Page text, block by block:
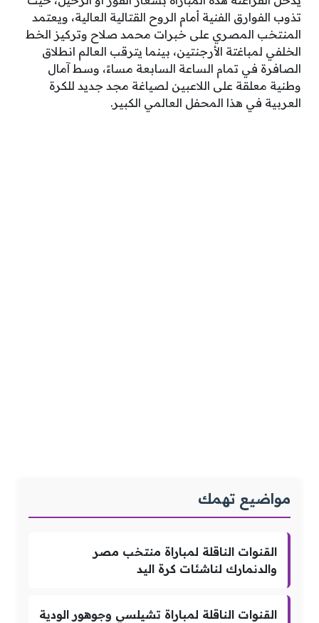
تذوب الفوارق الفنية أمام الروح القتالية العالية، ويعتمد
المنتخب المصري على خبرات محمد صلاح وتركيز الخط
الخلفي لمباغتة الأرجنتين، بينما يترقب العالم انطلاق
الصافرة في تمام الساعة السابعة مساءً، وسط آمال
وطنية معلقة على اللاعبين لصياغة مجد جديد للكرة
العربية في هذا المحفل العالمي الكبير.
مواضيع تهمك
القنوات الناقلة لمباراة منتخب مصر
والدنمارك لناشئات كرة اليد
القنوات الناقلة لمباراة تشيلسي وجوهور الودية